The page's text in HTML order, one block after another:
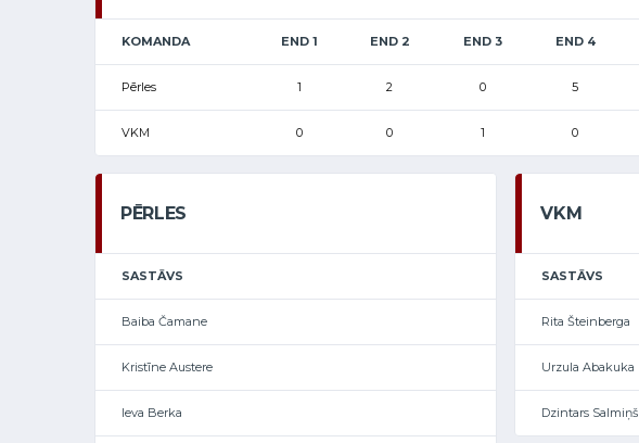
KOMANDA END 1 END 2 END 3 END 4
Pērles 1 2 0 5
VKM 0 0 1 0
PĒRLES
SASTĀVS
Baiba Čamane
Kristīne Austere
Ieva Berka
VKM
SASTĀVS
Rita Šteinberga
Urzula Abakuka
Dzintars Salmiņš